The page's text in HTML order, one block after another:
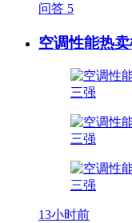
问答 5
空调性能热
13小时前